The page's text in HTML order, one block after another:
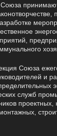
Союза
Союза
и
служб
проектных,